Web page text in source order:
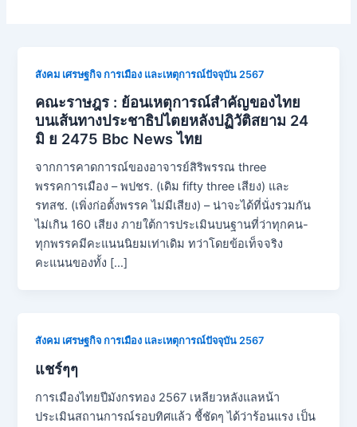
สังคม เศรษฐกิจ การเมือง และเหตุการณ์ปัจจุบัน 2567
คณะราษฎร : ย้อนเหตุการณ์สำคัญของไทย
บนเส้นทางประชาธิปไตยหลังปฏิวัติสยาม 24
มิ ย 2475 Bbc News ไทย
จากการคาดการณ์ของอาจารย์สิริพรรณ three
พรรคการเมือง – พปชร. (เดิม fifty three เสียง) และ
รทสช. (เพิ่งก่อตั้งพรรค ไม่มีเสียง) – น่าจะได้ที่นั่งรวมกัน
ไม่เกิน 160 เสียง ภายใต้การประเมินบนฐานที่ว่าทุกคน-
ทุกพรรคมีคะแนนนิยมเท่าเดิม ทว่าโดยข้อเท็จจริง
คะแนนของทั้ง […]
สังคม เศรษฐกิจ การเมือง และเหตุการณ์ปัจจุบัน 2567
แชร์ๆๆ
การเมืองไทยปีมังกรทอง 2567 เหลียวหลังแลหน้า
ประเมินสถานการณ์รอบทิศแล้ว ชี้ชัดๆ ได้ว่าร้อนแรง เป็น